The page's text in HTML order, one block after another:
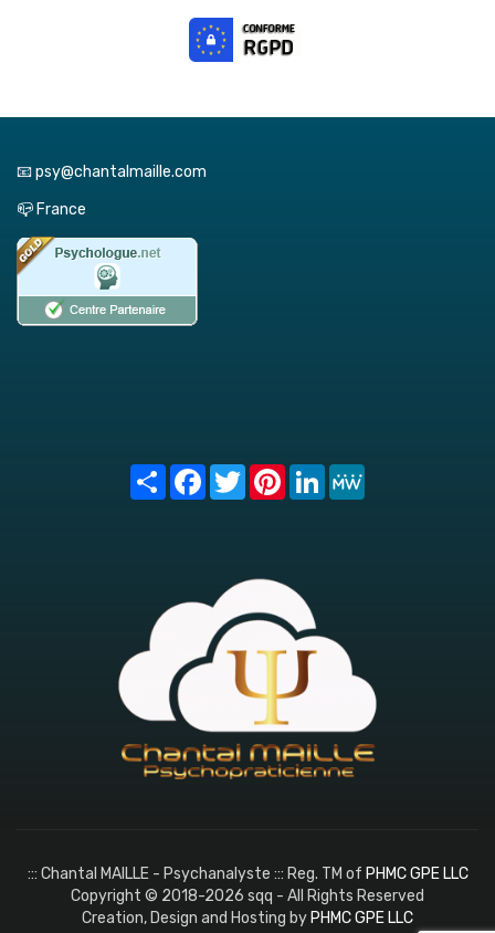
📧 psy@chantalmaille.com
📪 France
Share FacebookTwitterPinterest
LinkedIn
::: Chantal MAILLE - Psychanalyste ::: Reg. TM of PHMC GPE LLC
Copyright © 2018-2026 sqq - All Rights Reserved
Creation, Design and Hosting by PHMC GPE LLC